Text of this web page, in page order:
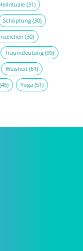
(31)
Schöpfung(30)
(30)
Traumdeutung(99)
Weisheit(61)
(45) Yoga(51)